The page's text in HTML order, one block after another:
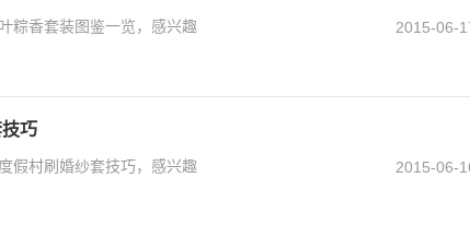
粽香套装图鉴一览，感兴趣
2015-06-
巧
假村刷婚纱套技巧，感兴趣
2015-06-